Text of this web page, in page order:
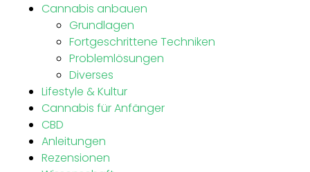
Cannabis anbauen
Grundlagen
Fortgeschrittene Techniken
Problemlösungen
Diverses
Lifestyle & Kultur
Cannabis für Anfänger
CBD
Anleitungen
Rezensionen